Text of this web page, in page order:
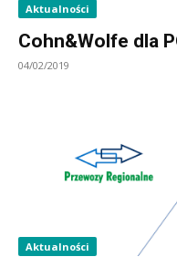
Aktualności
Cohn&Wolfe dla
04/02/2019
Aktualności